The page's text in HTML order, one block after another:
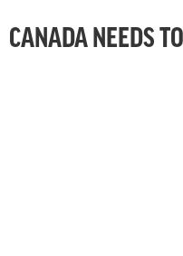
CANADA NEEDS